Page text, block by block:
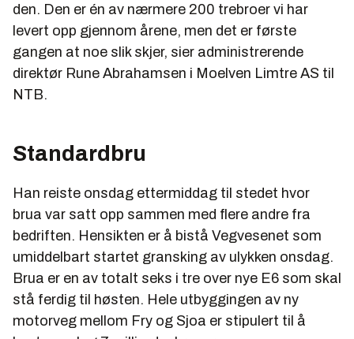
den. Den er én av nærmere 200 trebroer vi har
levert opp gjennom årene, men det er første
gangen at noe slik skjer, sier administrerende
direktør Rune Abrahamsen i Moelven Limtre AS til
NTB.
Standardbru
Han reiste onsdag ettermiddag til stedet hvor
brua var satt opp sammen med flere andre fra
bedriften. Hensikten er å bistå Vegvesenet som
umiddelbart startet gransking av ulykken onsdag.
Brua er en av totalt seks i tre over nye E6 som skal
stå ferdig til høsten. Hele utbyggingen av ny
motorveg mellom Fry og Sjoa er stipulert til å